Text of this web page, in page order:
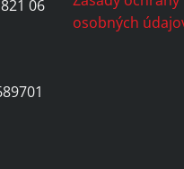
06
osobných